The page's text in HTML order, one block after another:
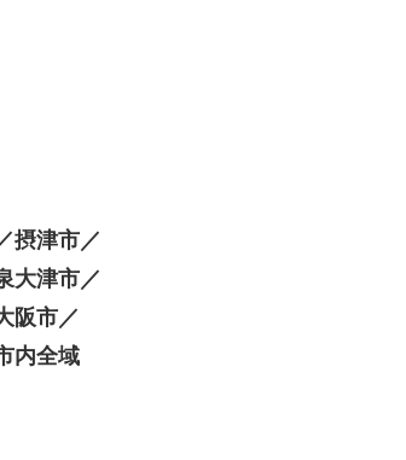
摂津市／
大津市／
阪市／
内全域